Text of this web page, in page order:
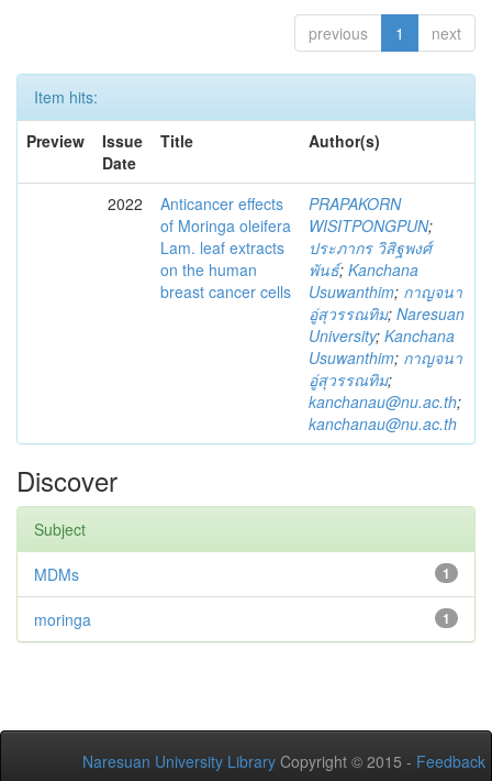
previous 1 next
Item hits:
Preview
Issue
Date
Title Author(s)
2022
Anticancer effects
of Moringa oleifera
Lam. leaf extracts
on the human
breast cancer cells
PRAPAKORN
WISITPONGPUN;
ประภากร วิสิฐพงศ์
พันธ์; Kanchana
Usuwanthim; กาญจนา
อู่สุวรรณทิม; Naresuan
University; Kanchana
Usuwanthim; กาญจนา
อู่สุวรรณทิม;
kanchanau@nu.ac.th;
kanchanau@nu.ac.th
Discover
Subject
1
MDMs
1
moringa
Naresuan University Library Copyright © 2015 - Feedback